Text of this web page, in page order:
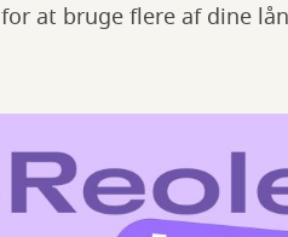
for at bruge flere af dine